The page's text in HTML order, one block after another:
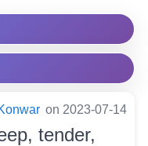
on 2023-07-14
tender,